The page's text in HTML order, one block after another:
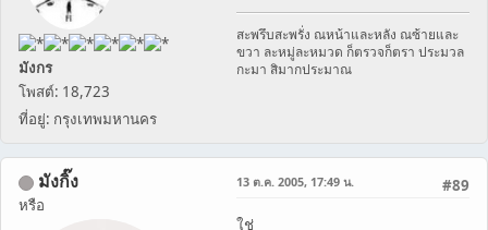
มังกร
โพสต์: 18,723
ที่อยู่: กรุงเทพมหานคร
สะพรึบสะพรั่ง ณหน้าและหลัง ณซ้ายและ
ขวา ละหมู่ละหมวด ก็ตรวจก็ตรา ประมวล
กะมา สิมากประมาณ
มังกิ๊ง
หรือ
#89
13 ต.ค. 2005, 17:49 น.
ใช่